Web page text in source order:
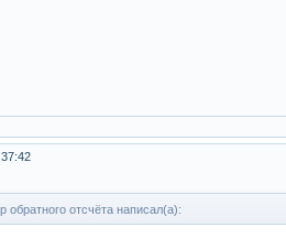
обратного отсчёта написал(а):